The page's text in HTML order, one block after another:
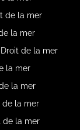
de la mer
la mer
de la mer
la mer
la mer
de la mer
de la mer